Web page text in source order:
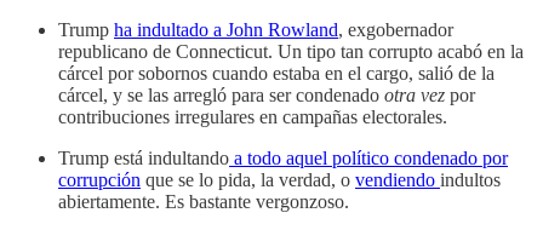
Trump ha indultado a John Rowland, exgobernador
republicano de Connecticut. Un tipo tan corrupto acabó en la
cárcel por sobornos cuando estaba en el cargo, salió de la
cárcel, y se las arregló para ser condenado otra vez por
contribuciones irregulares en campañas electorales.
Trump está indultando a todo aquel político condenado por
corrupción que se lo pida, la verdad, o vendiendo indultos
abiertamente. Es bastante vergonzoso.